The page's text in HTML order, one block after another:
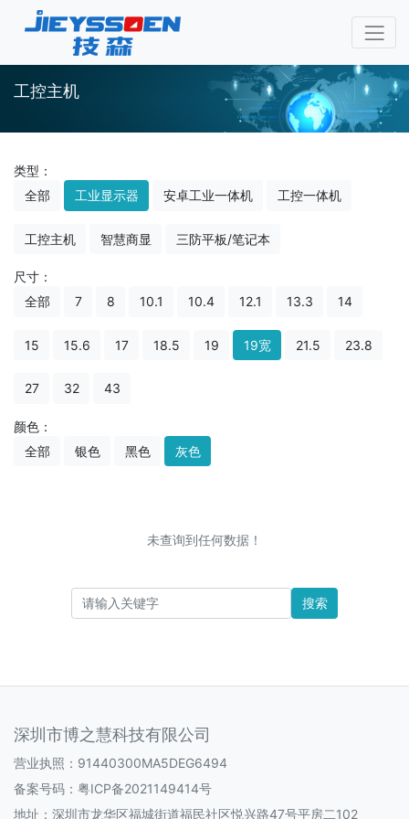
工控主机
类型：
全部
工业显示器 安卓工业一体机 工控一体机
工控主机 智慧商显 三防平板/笔记本
尺寸：
全部
7 8 10.1 10.4 12.1 13.3 14
15 15.6 17 18.5 19 19宽 21.5 23.8
27 32 43
颜色：
全部
银色 黑色 灰色
未查询到任何数据！
搜索
深圳市博之慧科技有限公司
营业执照：91440300MA5DEG6494
备案号码： 粤ICP备2021149414号
地址：深圳市龙华区福城街道福民社区悦兴路47号平房二102